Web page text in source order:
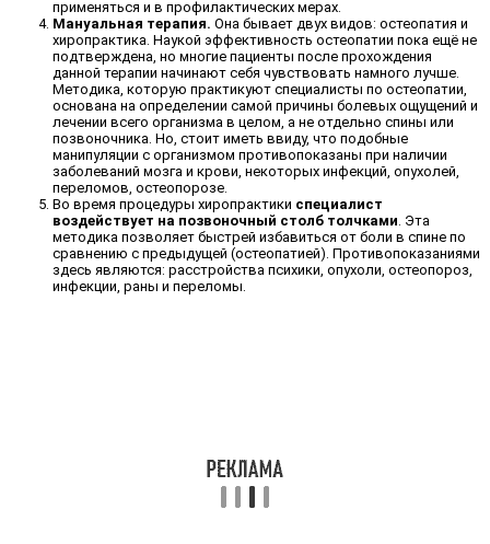
применяться и в профилактических мерах.
Мануальная терапия. Она бывает двух видов: остеопатия и
хиропрактика. Наукой эффективность остеопатии пока ещё не
подтверждена, но многие пациенты после прохождения
данной терапии начинают себя чувствовать намного лучше.
Методика, которую практикуют специалисты по остеопатии,
основана на определении самой причины болевых ощущений и
лечении всего организма в целом, а не отдельно спины или
позвоночника. Но, стоит иметь ввиду, что подобные
манипуляции с организмом противопоказаны при наличии
заболеваний мозга и крови, некоторых инфекций, опухолей,
переломов, остеопорозе.
Во время процедуры хиропрактики специалист
воздействует на позвоночный столб толчками . Эта
методика позволяет быстрей избавиться от боли в спине по
сравнению с предыдущей (остеопатией). Противопоказаниями
здесь являются: расстройства психики, опухоли, остеопороз,
инфекции, раны и переломы.